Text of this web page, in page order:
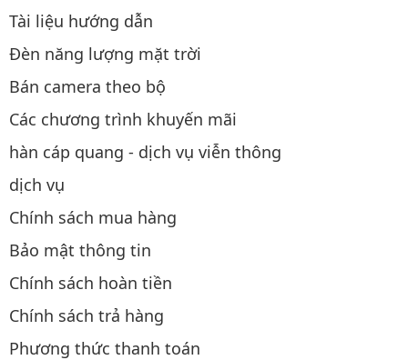
Tài liệu hướng dẫn
Đèn năng lượng mặt trời
Bán camera theo bộ
Các chương trình khuyến mãi
hàn cáp quang - dịch vụ viễn thông
dịch vụ
Chính sách mua hàng
Bảo mật thông tin
Chính sách hoàn tiền
Chính sách trả hàng
Phương thức thanh toán